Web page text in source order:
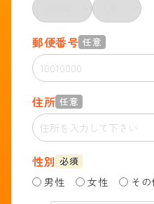
郵便番号 任意
住所 任意
性別 必須
男性 女性 その